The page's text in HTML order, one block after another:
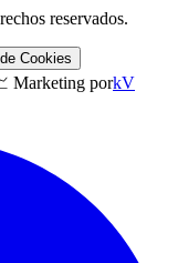
reservados.
Cookies
Marketing porkV